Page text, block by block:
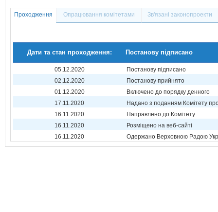
Проходження Опрацювання комітетами Зв'язані законопроекти
Дати та стан проходження: Постанову підписано
05.12.2020
Постанову підписано
02.12.2020
Постанову прийнято
01.12.2020
Включено до порядку денного
17.11.2020
Надано з поданням Комітету
16.11.2020
Направлено до Комітету
16.11.2020
Розміщено на веб-сайті
16.11.2020
Одержано Верховною Радою